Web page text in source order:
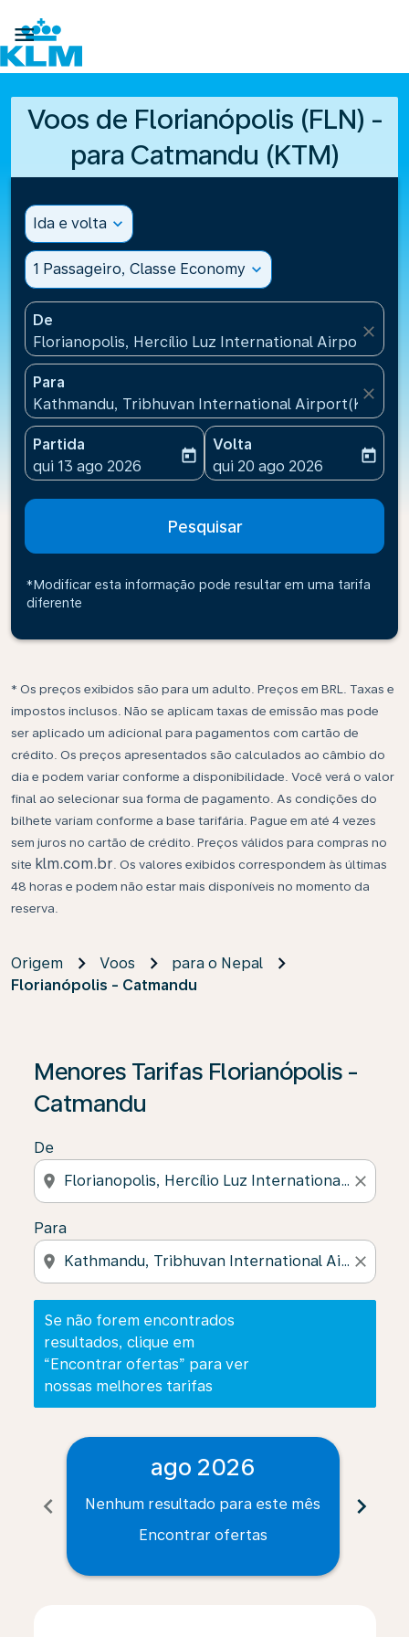

Voos de Florianópolis (FLN) -
para Catmandu (KTM)
Ida e volta expand_more
1 Passageiro, Classe Economy expand_more
De
Florianopolis, Hercílio Luz International
close
Para
Kathmandu, Tribhuvan International Airport(KTM),
close
Partida
fc-booking-departure-date-aria-label
qui 13 ago 2026
today
Volta
fc-booking-return-date-
qui 20 ago 2026
today
Pesquisar
*Modificar esta informação pode resultar em uma tarifa
diferente
* Os preços exibidos são para um adulto. Preços em BRL. Taxas e
impostos inclusos. Não se aplicam taxas de emissão mas pode
ser aplicado um adicional para pagamentos com cartão de
crédito. Os preços apresentados são calculados ao câmbio do
dia e podem variar conforme a disponibilidade. Você verá o valor
final ao selecionar sua forma de pagamento. As condições do
bilhete variam conforme a base tarifária. Pague em até 4 vezes
sem juros no cartão de crédito. Preços válidos para compras no
site klm.com.br . Os valores exibidos correspondem às últimas
48 horas e podem não estar mais disponíveis no momento da
reserva.
Origem Voos
para o Nepal
Florianópolis - Catmandu
Menores Tarifas Florianópolis -
Catmandu
De
location_on close
Para
location_on close
Se não forem encontrados
resultados, clique em
“Encontrar ofertas” para ver
nossas melhores tarifas
Se não forem encontrados resultados, clique em
chevron_left
ago 2026
Nenhum resultado para este mês
Encontrar ofertas
chevron_right